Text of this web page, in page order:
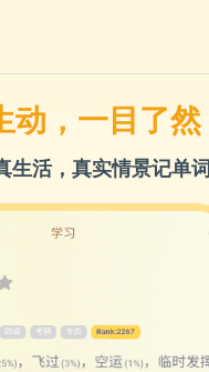
动，一目了然
生活，真实情景记单词